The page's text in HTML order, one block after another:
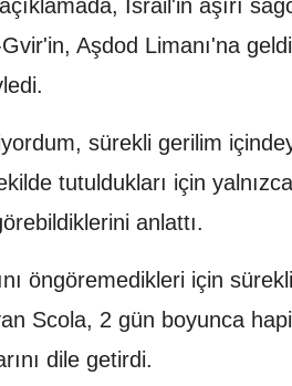
İsrail'in aşırı
Aşdod Limanı'na
sürekli gerilim
tutuldukları için
anlattı.
öngöremedikleri için
Scola, 2 gün boyunca
dile getirdi.